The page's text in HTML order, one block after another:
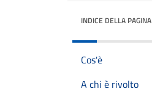
INDICE DELLA PAGINA
Cos'è
A chi è rivolto